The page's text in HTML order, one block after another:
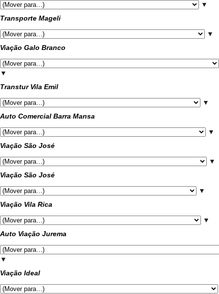
▼
Transporte Mageli
▼
Viação Galo Branco
▼
Transtur Vila Emil
▼
Auto Comercial Barra Mansa
▼
Viação São José
▼
Viação São José
▼
Viação Vila Rica
▼
Auto Viação Jurema
▼
Viação Ideal